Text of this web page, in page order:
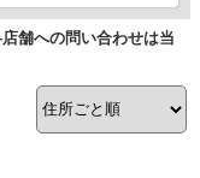
舗への問い合わせは当